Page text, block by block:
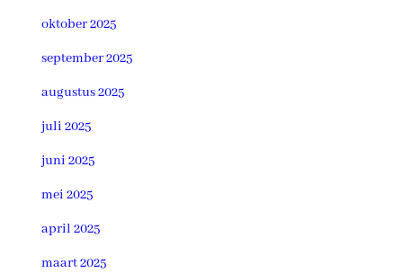
oktober 2025
september 2025
augustus 2025
juli 2025
juni 2025
mei 2025
april 2025
maart 2025